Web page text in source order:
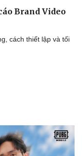
Brand Video
cách thiết lập và tối